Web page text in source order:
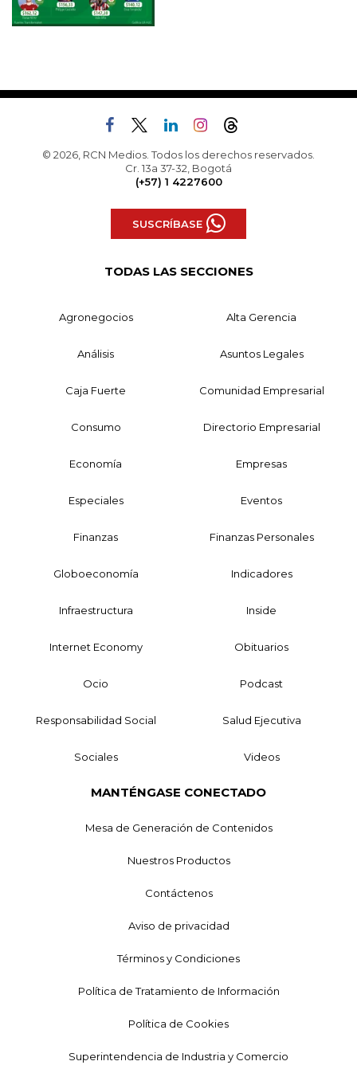
© 2026, RCN Medios. Todos los derechos reservados.
Cr. 13a 37-32, Bogotá
(+57) 1 4227600
SUSCRÍBASE
TODAS LAS SECCIONES
Agronegocios Alta Gerencia
Análisis Asuntos Legales
Caja Fuerte Comunidad Empresarial
Consumo Directorio Empresarial
Economía Empresas
Especiales Eventos
Finanzas Finanzas Personales
Globoeconomía Indicadores
Infraestructura Inside
Internet Economy Obituarios
Ocio Podcast
Responsabilidad Social Salud Ejecutiva
Sociales Videos
MANTÉNGASE CONECTADO
Mesa de Generación de Contenidos
Nuestros Productos
Contáctenos
Aviso de privacidad
Términos y Condiciones
Política de Tratamiento de Información
Política de Cookies
Superintendencia de Industria y Comercio